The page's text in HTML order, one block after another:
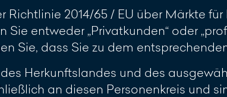
Richtlinie 2014/65 / EU über Märkte
Sie entweder „Privatkunden“ oder
Sie, dass Sie zu dem
Herkunftslandes und des
an diesen Personenkreis und